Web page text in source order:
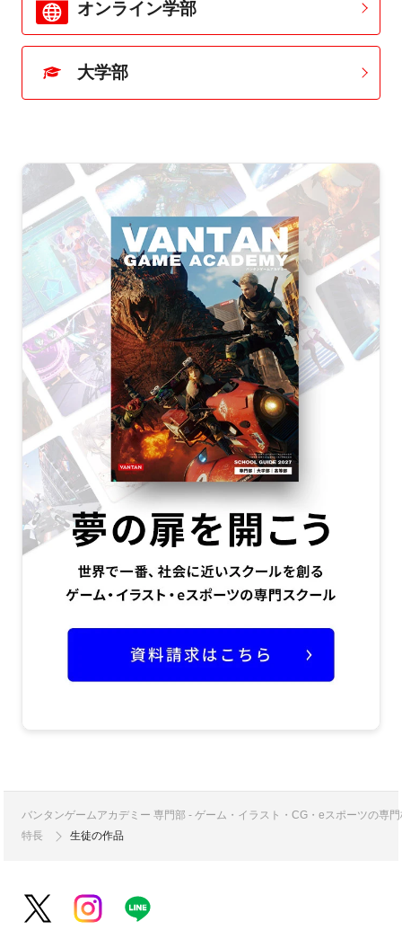
オンライン学部
大学部
バンタンゲームアカデミー 専門部 - ゲーム・イラスト・CG・eスポーツの専
特長
生徒の作品